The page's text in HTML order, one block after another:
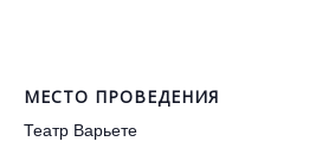
МЕСТО ПРОВЕДЕНИЯ
Театр Варьете